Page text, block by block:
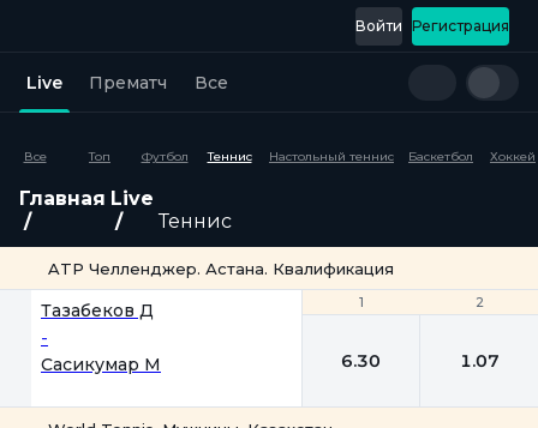
Регистрация
Войти
Live Прематч Все
Все Топ Футбол Теннис Настольный теннис Баскетбол Хоккей
Главная Live
Теннис
ATP Челленджер. Астана. Квалификация
1 2
Тазабеков Д
-
Сасикумар М
1 2
6.30 1.07